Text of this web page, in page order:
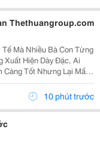
Thethuangroup.com
Mà Nhiều Bà Con Từng
Xuất Hiện Dày Đặc, Ai
Càng Tốt Nhưng Lại Mất
Bị Thuốc. Chỉ Một
Có Thể Khiến Việc...
10 phút trước